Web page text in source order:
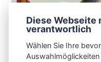
Diese Webseite
verantwortlich
Wählen Sie Ihre